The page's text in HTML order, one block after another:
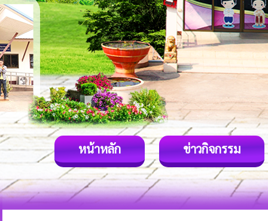
หน้าหลัก ข่าวกิจกรรม